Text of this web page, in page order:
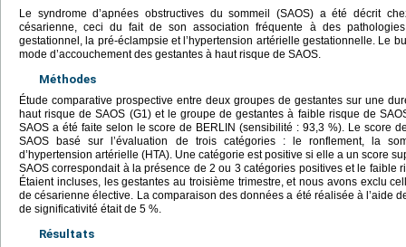
Le syndrome d’apnées obstructives du sommeil (SAOS) a été décrit
césarienne, ceci du fait de son association fréquente à des
gestationnel, la pré-éclampsie et l’hypertension artérielle gestationnelle. Le
mode d’accouchement des gestantes à haut risque de SAOS.
Méthodes
Étude comparative prospective entre deux groupes de gestantes sur une
haut risque de SAOS (G1) et le groupe de gestantes à faible risque de
SAOS a été faite selon le score de BERLIN (sensibilité : 93,3 %). Le score
SAOS basé sur l’évaluation de trois catégories : le ronflement, la
d’hypertension artérielle (HTA). Une catégorie est positive si elle a un score
SAOS correspondait à la présence de 2 ou 3 catégories positives et le faible
Étaient incluses, les gestantes au troisième trimestre, et nous avons exclu
de césarienne élective. La comparaison des données a été réalisée à l’aide
de significativité était de 5 %.
Résultats